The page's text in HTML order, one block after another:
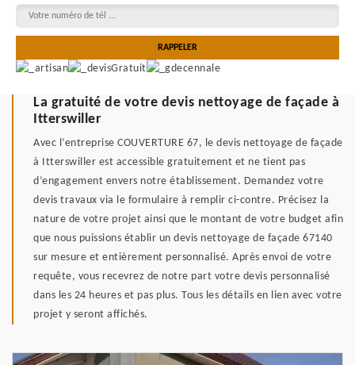
La gratuité de votre devis nettoyage de façade à
Itterswiller
Avec l’entreprise COUVERTURE 67, le devis nettoyage de façade
à Itterswiller est accessible gratuitement et ne tient pas
d’engagement envers notre établissement. Demandez votre
devis travaux via le formulaire à remplir ci-contre. Précisez la
nature de votre projet ainsi que le montant de votre budget afin
que nous puissions établir un devis nettoyage de façade 67140
sur mesure et entièrement personnalisé. Après envoi de votre
requête, vous recevrez de notre part votre devis personnalisé
dans les 24 heures et pas plus. Tous les détails en lien avec votre
projet y seront affichés.